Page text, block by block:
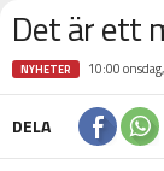
Det är ett
NYHETER 10:00
DELA